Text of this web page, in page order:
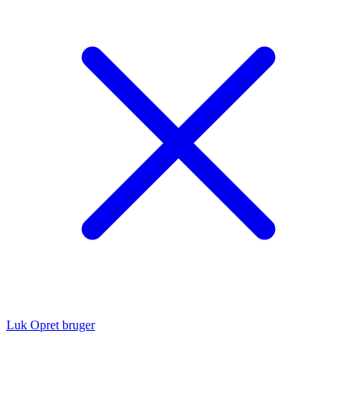
Luk Opret bruger